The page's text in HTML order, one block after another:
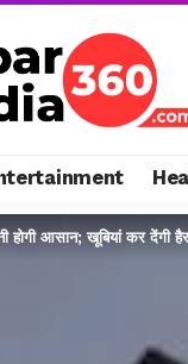
होगी आसान; खूबियां कर देंगी